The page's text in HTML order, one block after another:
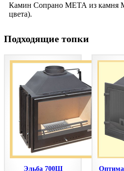
Камин Сопрано МЕТА из камня
цвета).
Подходящие топки
Эльба 700Ш